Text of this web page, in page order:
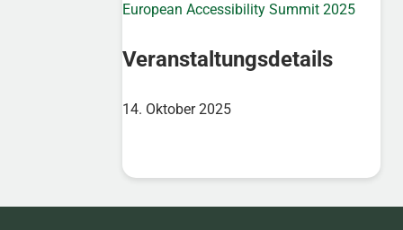
European Accessibility Summit 2025
Veranstaltungsdetails
14. Oktober 2025